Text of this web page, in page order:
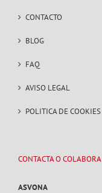
CONTACTO
BLOG
FAQ
AVISO LEGAL
POLITICA DE COOKIES
CONTACTA O COLABORA
ASVONA